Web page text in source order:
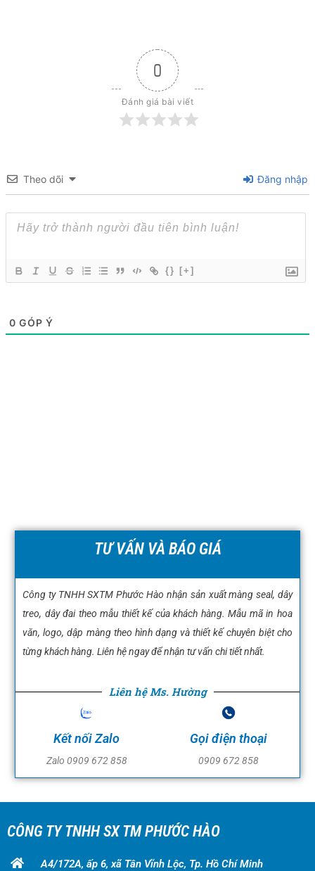
0
Đánh giá bài viết
Theo dõi Đăng nhập
{} [+]
0 GÓP Ý
TƯ VẤN VÀ BÁO GIÁ
Công ty TNHH SXTM Phước Hào nhận sản xuất màng seal, dây
treo, dây đai theo mẫu thiết kế của khách hàng. Mẫu mã in hoa
văn, logo, dập màng theo hình dạng và thiết kế chuyên biệt cho
từng khách hàng. Liên hệ ngay để nhận tư vấn chi tiết nhất.
Liên hệ Ms. Hường
Kết nối Zalo
Zalo 0909 672 858
Gọi điện thoại
0909 672 858
CÔNG TY TNHH SX TM PHƯỚC HÀO
A4/172A, ấp 6, xã Tân Vĩnh Lộc, Tp. Hồ Chí Minh